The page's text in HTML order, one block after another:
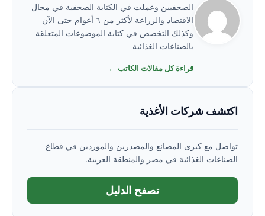
الصحفيين وعملت في الكتابة الصحفية في مجال
الاقتصاد والزراعة لأكثر من ٦ أعوام حتى الآن
وكذلك التخصص في كتابة الموضوعات المتعلقة
بالصناعات الغذائية
قراءة كل مقالات الكاتب ←
اكتشف شركات الأغذية
تواصل مع كبرى المصانع والمصدرين والموردين في قطاع
الصناعات الغذائية في مصر والمنطقة العربية.
تصفح الدليل